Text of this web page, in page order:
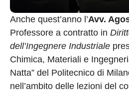
Anche quest’anno l’Avv.
Professore a contratto in
dell’Ingegnere Industriale
Chimica, Materiali e
Natta” del Politecnico di
nell’ambito delle lezioni del